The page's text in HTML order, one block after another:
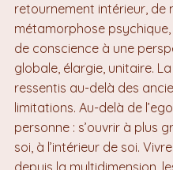
retournement intérieur, de
métamorphose psychique,
de conscience à une
globale, élargie, unitaire. La
ressentis au-delà des
limitations. Au-delà de
personne : s’ouvrir à plus
soi, à l’intérieur de soi.
depuis la multidimension,